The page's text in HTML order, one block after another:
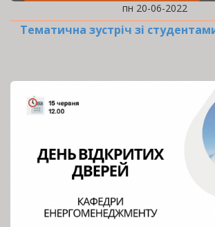
пн 20-06-2022
Тематична зустріч зі